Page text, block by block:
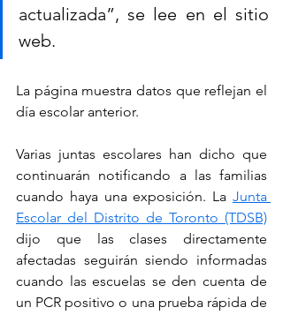
actualizada”, se lee en el sitio
web.
La página muestra datos que reflejan el
día escolar anterior.
Varias juntas escolares han dicho que
continuarán notificando a las familias
cuando haya una exposición. La Junta
Escolar del Distrito de Toronto (TDSB)
dijo que las clases directamente
afectadas seguirán siendo informadas
cuando las escuelas se den cuenta de
un PCR positivo o una prueba rápida de